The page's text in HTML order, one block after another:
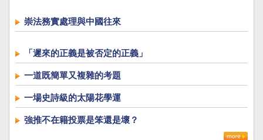
崇法務實處理與中國往來
「遲來的正義是被否定的正義」
一道既簡單又複雜的考題
一場史詩級的太陽花學運
強推不在籍投票是笨還是壞？